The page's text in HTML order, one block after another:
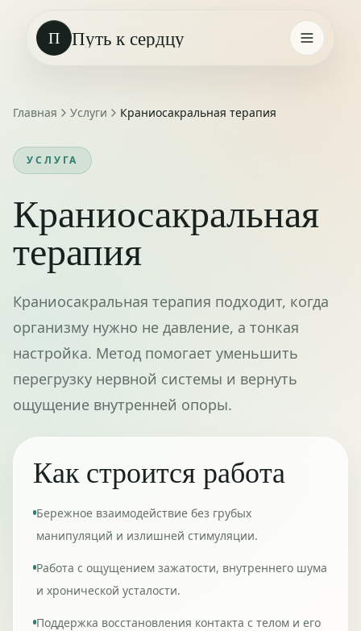
П Путь к сердцу
Главная Услуги Краниосакральная терапия
УСЛУГА
Краниосакральная
терапия
Краниосакральная терапия подходит, когда
организму нужно не давление, а тонкая
настройка. Метод помогает уменьшить
перегрузку нервной системы и вернуть
ощущение внутренней опоры.
Как строится работа
Бережное взаимодействие без грубых
манипуляций и излишней стимуляции.
Работа с ощущением зажатости, внутреннего шума
и хронической усталости.
Поддержка восстановления контакта с телом и его